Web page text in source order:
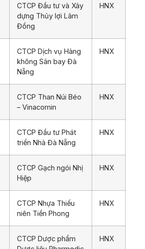
CTCP Đầu tư và Xây
dựng Thủy lợi Lâm
Đồng
HNX
CTCP Dịch vụ Hàng
không Sân bay Đà
Nẵng
HNX
CTCP Than Núi Béo
– Vinacomin
HNX
CTCP Đầu tư Phát
triển Nhà Đà Nẵng
HNX
CTCP Gạch ngói Nhị
Hiệp
HNX
CTCP Nhựa Thiếu
niên Tiền Phong
HNX
CTCP Dược phẩm
HNX